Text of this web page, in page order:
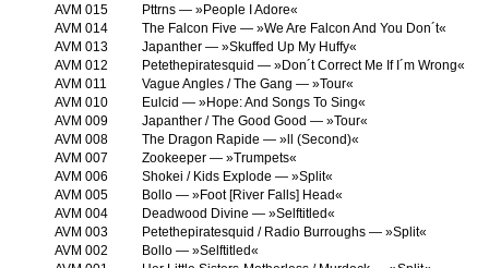
AVM 015
Pttrns — »People I Adore«
AVM 014
The Falcon Five — »We Are Falcon And You Don´t«
AVM 013
Japanther — »Skuffed Up My Huffy«
AVM 012
Petethepiratesquid — »Don´t Correct Me If I´m Wrong«
AVM 011
Vague Angles / The Gang — »Tour«
AVM 010
Eulcid — »Hope: And Songs To Sing«
AVM 009
Japanther / The Good Good — »Tour«
AVM 008
The Dragon Rapide — »ll (Second)«
AVM 007
Zookeeper — »Trumpets«
AVM 006
Shokei / Kids Explode — »Split«
AVM 005
Bollo — »Foot [River Falls] Head«
AVM 004
Deadwood Divine — »Selftitled«
AVM 003
Petethepiratesquid / Radio Burroughs — »Split«
AVM 002
Bollo — »Selftitled«